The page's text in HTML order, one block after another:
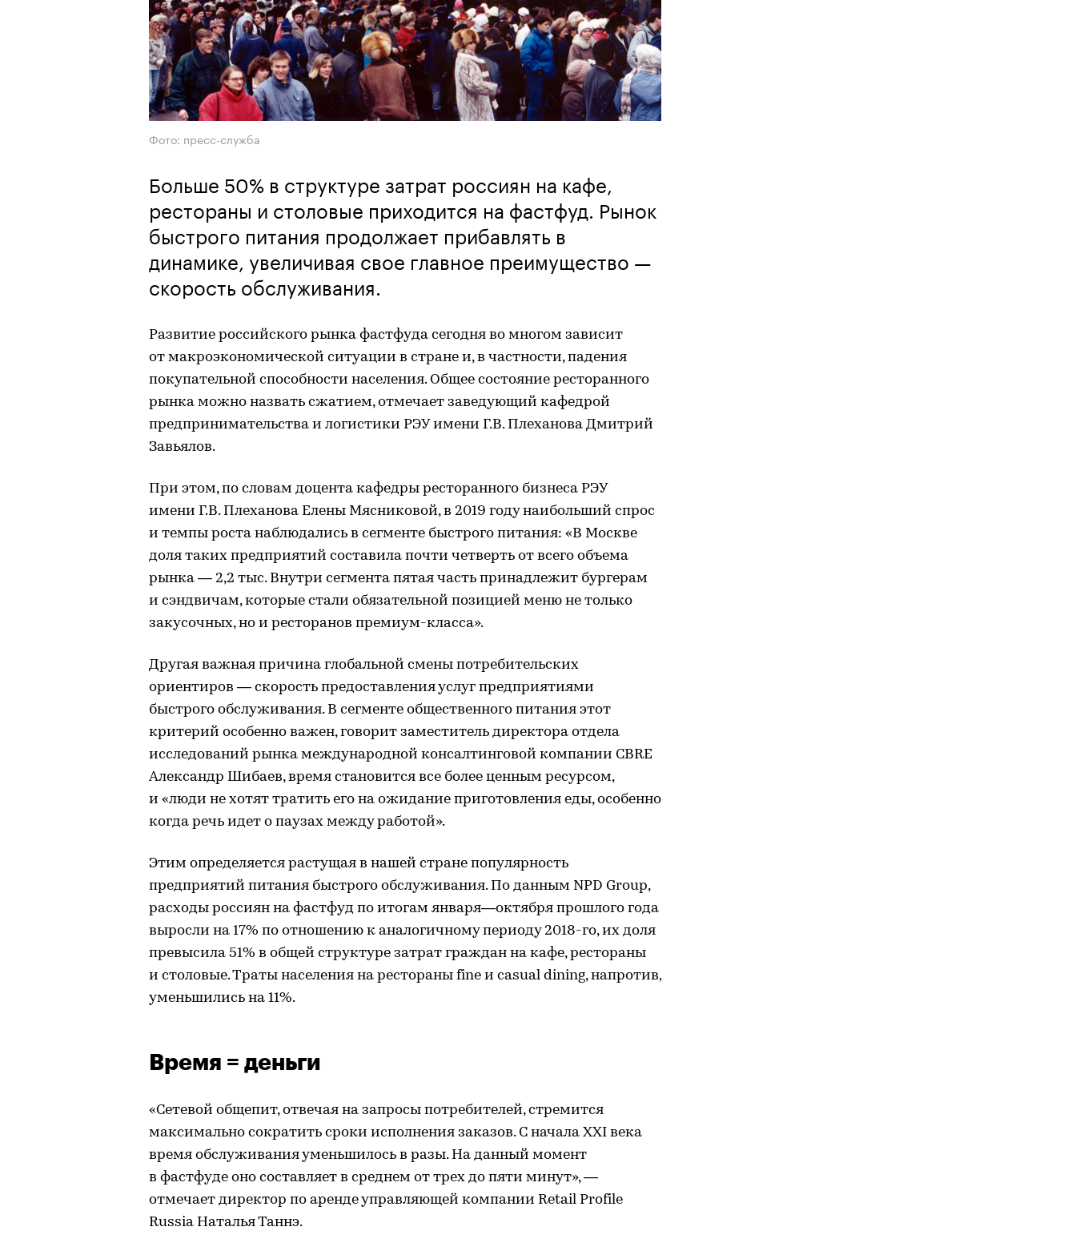
Фото: пресс-служба
Больше 50% в структуре затрат россиян на кафе,
рестораны и столовые приходится на фастфуд. Рынок
быстрого питания продолжает прибавлять в
динамике, увеличивая свое главное преимущество —
скорость обслуживания.
Развитие российского рынка фастфуда сегодня во многом зависит
от макроэкономической ситуации в стране и, в частности, падения
покупательной способности населения. Общее состояние ресторанного
рынка можно назвать сжатием, отмечает заведующий кафедрой
предпринимательства и логистики РЭУ имени Г.В. Плеханова Дмитрий
Завьялов.
При этом, по словам доцента кафедры ресторанного бизнеса РЭУ
имени Г.В. Плеханова Елены Мясниковой, в 2019 году наибольший спрос
и темпы роста наблюдались в сегменте быстрого питания: «В Москве
доля таких предприятий составила почти четверть от всего объема
рынка — 2,2 тыс. Внутри сегмента пятая часть принадлежит бургерам
и сэндвичам, которые стали обязательной позицией меню не только
закусочных, но и ресторанов премиум-класса».
Другая важная причина глобальной смены потребительских
ориентиров — скорость предоставления услуг предприятиями
быстрого обслуживания. В сегменте общественного питания этот
критерий особенно важен, говорит заместитель директора отдела
исследований рынка международной консалтинговой компании CBRE
Александр Шибаев, время становится все более ценным ресурсом,
и «люди не хотят тратить его на ожидание приготовления еды, особенно
когда речь идет о паузах между работой».
Этим определяется растущая в нашей стране популярность
предприятий питания быстрого обслуживания. По данным NPD Group,
расходы россиян на фастфуд по итогам января—октября прошлого года
выросли на 17% по отношению к аналогичному периоду 2018-го, их доля
превысила 51% в общей структуре затрат граждан на кафе, рестораны
и столовые. Траты населения на рестораны fine и casual dining, напротив,
уменьшились на 11%.
Время = деньги
«Сетевой общепит, отвечая на запросы потребителей, стремится
максимально сократить сроки исполнения заказов. С начала XXI века
время обслуживания уменьшилось в разы. На данный момент
в фастфуде оно составляет в среднем от трех до пяти минут», —
отмечает директор по аренде управляющей компании Retail Profile
Russia Наталья Таннэ.